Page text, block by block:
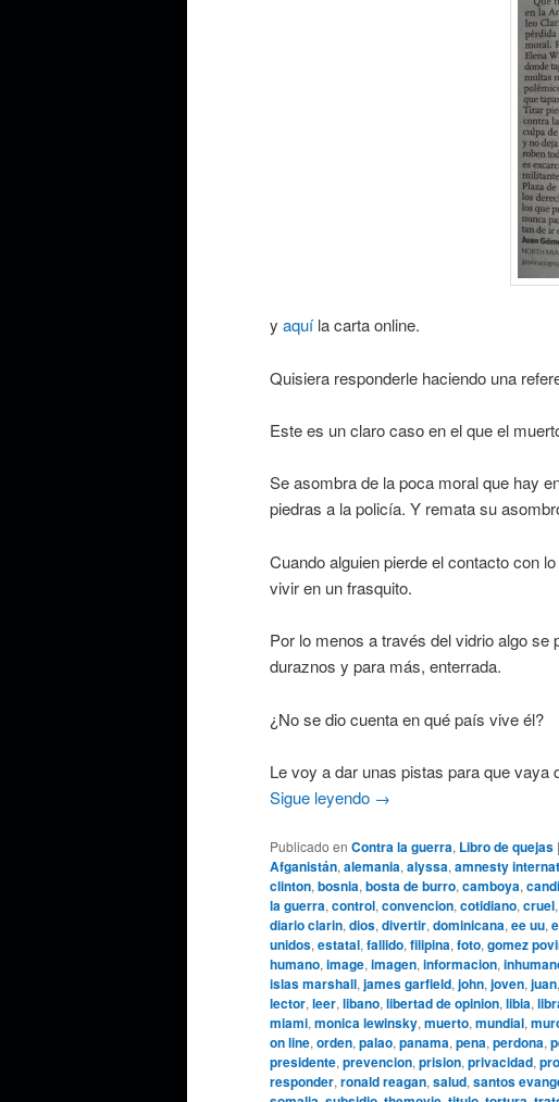
y aquíla carta online.
Quisiera responderle haciendo una
Este es un claro caso en el que el
Se asombra de la poca moral que hay
piedras a la policía. Y remata su
Cuando alguien pierde el contacto con
vivir en un frasquito.
Por lo menos a través del vidrio algo
duraznos y para más, enterrada.
¿No se dio cuenta en qué país vive él?
Le voy a dar unas pistas para que vaya
Sigue leyendo →
Publicado en Contra la guerra, Libro de quejas |
Afganistán, alemania, alyssa, amnesty
clinton, bosnia, bosta de burro, camboya,
la guerra, control, convencion, cotidiano, cruel,
diario clarin, dios, divertir, dominicana, ee uu,
unidos, estatal, fallido, filipina, foto, gomez
humano, image, imagen, informacion,
islas marshall, james garfield, john, joven, juan,
lector, leer, libano, libertad de opinion, libia,
miami, monica lewinsky, muerto, mundial,
on line, orden, palao, panama, pena, perdona,
presidente, prevencion, prision, privacidad,
responder, ronald reagan, salud, santos